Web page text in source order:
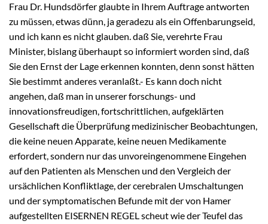
Frau Dr. Hundsdörfer glaubte in Ihrem Auftrage antworten
zu müssen, etwas dünn, ja geradezu als ein Offenbarungseid,
und ich kann es nicht glauben. daß Sie, verehrte Frau
Minister, bislang überhaupt so informiert worden sind, daß
Sie den Ernst der Lage erkennen konnten, denn sonst hätten
Sie bestimmt anderes veranlaßt.- Es kann doch nicht
angehen, daß man in unserer forschungs- und
innovationsfreudigen, fortschrittlichen, aufgeklärten
Gesellschaft die Überprüfung medizinischer Beobachtungen,
die keine neuen Apparate, keine neuen Medikamente
erfordert, sondern nur das unvoreingenommene Eingehen
auf den Patienten als Menschen und den Vergleich der
ursächlichen Konfliktlage, der cerebralen Umschaltungen
und der symptomatischen Befunde mit der von Hamer
aufgestellten EISERNEN REGEL scheut wie der Teufel das